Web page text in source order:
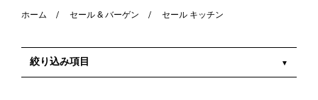
ホーム セール & バーゲン セール キッチン
絞り込み項目